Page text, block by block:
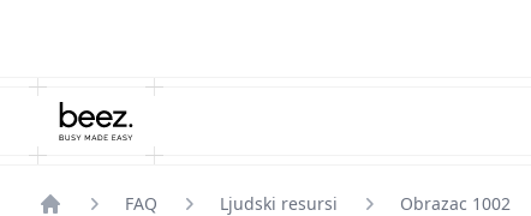
FAQ Ljudski resursi Obrazac 1002